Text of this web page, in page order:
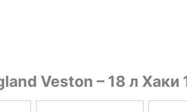
Veston – 18 л